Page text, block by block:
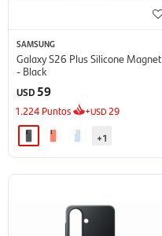
SAMSUNG
Galaxy S26 Plus Silicone Magnet
- Black
USD 59
1.224 Puntos +USD 29
+1